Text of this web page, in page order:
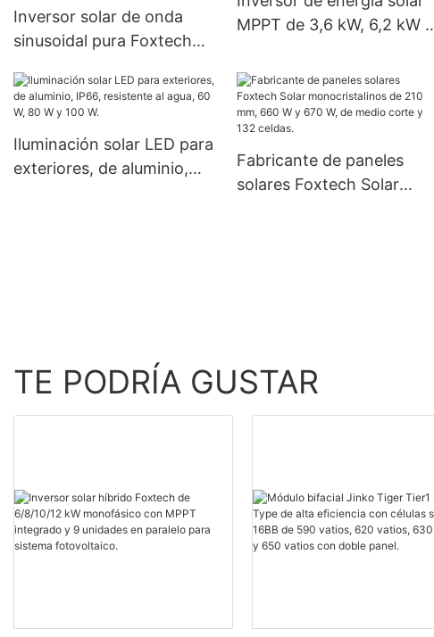
Inversor solar de onda
sinusoidal pura Foxtech
precio mayorista, 4 kW, 6
kW, 48 V, 120/240 V, para
uso fuera de la red.
MPPT de 3,6 kW, 6,2 kW y
doméstico y fuera de la
red, de litio.
Iluminación solar LED para
exteriores, de aluminio,
Fabricante de paneles
solares Foxtech Solar
TE PODRÍA GUSTAR